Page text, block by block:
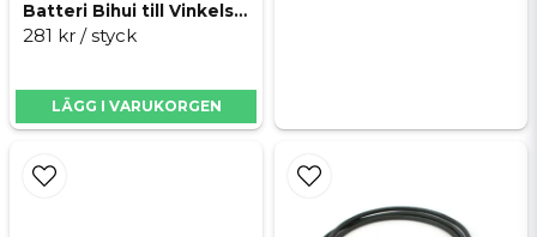
Batteri Bihui till Vinkelslip AGMN76
281 kr / styck
LÄGG I VARUKORGEN